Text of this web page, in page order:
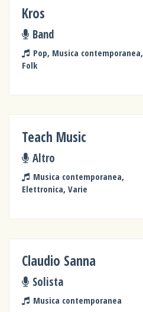
Kros
Band
Pop, Musica contemporanea,
Folk
Teach Music
Altro
Musica contemporanea,
Elettronica, Varie
Claudio Sanna
Solista
Musica contemporanea